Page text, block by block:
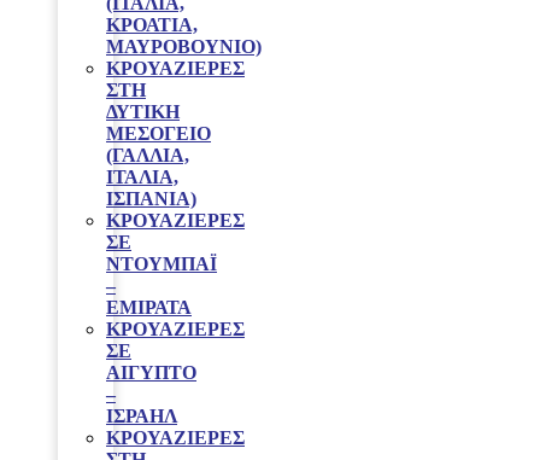
ΚΡΟΑΤΙΑ,
ΜΑΥΡΟΒΟΥΝΙΟ)
ΚΡΟΥΑΖΙΕΡΕΣ
ΣΤΗ
ΔΥΤΙΚΗ
ΜΕΣΟΓΕΙΟ
(ΓΑΛΛΙΑ,
ΙΤΑΛΙΑ,
ΙΣΠΑΝΙΑ)
ΚΡΟΥΑΖΙΕΡΕΣ
ΣΕ
ΝΤΟΥΜΠΑΪ
–
ΕΜΙΡΑΤΑ
ΚΡΟΥΑΖΙΕΡΕΣ
ΣΕ
ΑΙΓΥΠΤΟ
–
ΙΣΡΑΗΛ
ΚΡΟΥΑΖΙΕΡΕΣ